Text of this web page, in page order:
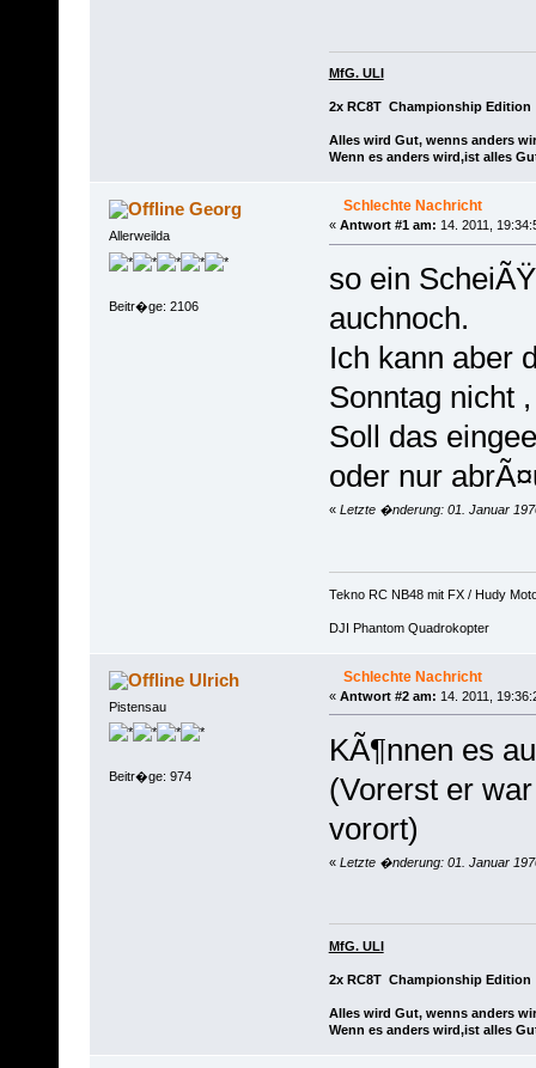
MfG. ULI
2x RC8T Championship Edition
Alles wird Gut, wenns anders
Wenn es anders wird,ist alles
Georg
Allerweilda
Beitr�ge: 2106
Schlechte Nachricht
« Antwort #1 am: 14. 2011,
so ein
auchnoch.
Ich kann aber
Sonntag nicht
Soll das
oder nur
« Letzte �nderung: 01. Januar
Tekno RC NB48 mit FX / Hudy
DJI Phantom Quadrokopter
Ulrich
Pistensau
Beitr�ge: 974
Schlechte Nachricht
« Antwort #2 am: 14. 2011,
KÃ¶nnen es
(Vorerst er
vorort)
« Letzte �nderung: 01. Januar
MfG. ULI
2x RC8T Championship Edition
Alles wird Gut, wenns anders
Wenn es anders wird,ist alles